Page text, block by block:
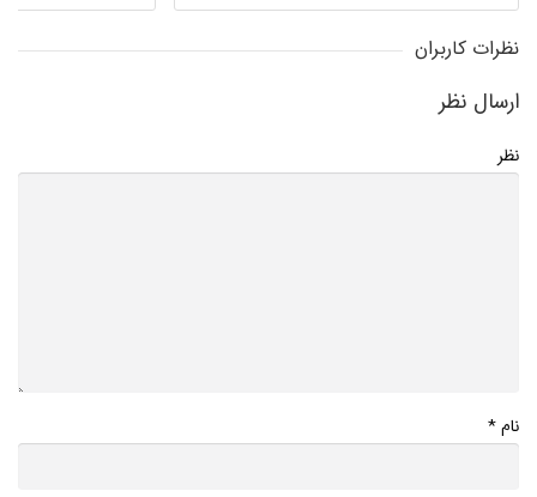
نظرات کاربران
ارسال نظر
نظر
نام*